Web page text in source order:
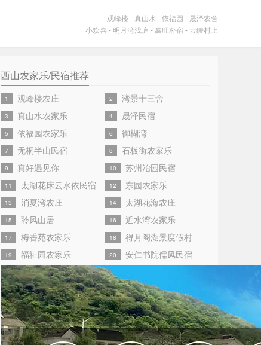
观峰楼 - 真山水 -依福园 - 晟泽农舍
小欢喜- 明月湾浅庐 -鑫旺朴宿- 云缦村上
西山农家乐/民宿推荐
1 观峰楼农庄 2 湾景十三舍
3 真山水农家乐 4 晟泽民宿
5 依福园农家乐 6 御楜湾
7 无桐半山民宿 8 石板街农家乐
9 真好遇见你 10 苏州冶园民宿
11 太湖花床云水依民宿 12 东园农家乐
13 消夏湾农庄 14 太湖花海农庄
15 聆风山居 16 近水湾农家乐
17 梅香苑农家乐 18 得月阁湖景度假村
19 福祉园农家乐 20 安仁书院儒风民宿